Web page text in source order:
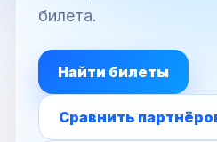
билета.
Найти билеты
Сравнить